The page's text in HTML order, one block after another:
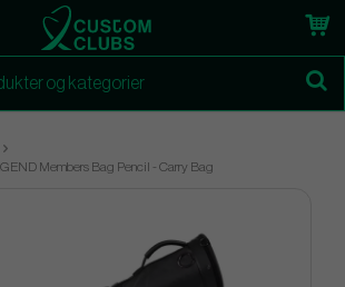
Members Bag Pencil - Carry Bag